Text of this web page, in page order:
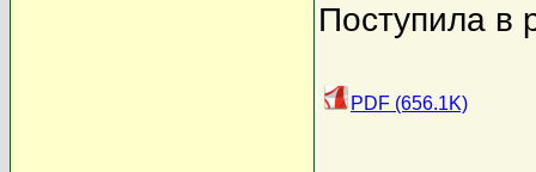
Поступила в
PDF (656.1K)